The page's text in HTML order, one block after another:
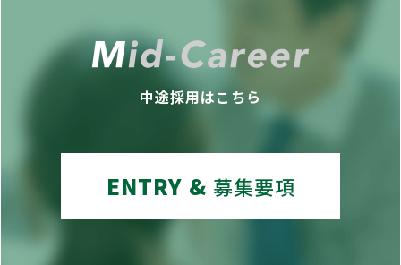
中途採用はこちら
ENTRY & 募集要項